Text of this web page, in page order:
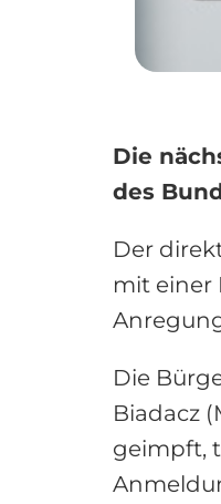
Die
des
Der
mit einer
Die
Biadacz
geimpft,